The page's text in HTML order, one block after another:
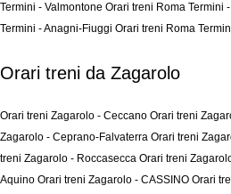
Termini - Valmontone Orari treni Roma Termini
Termini - Anagni-Fiuggi Orari treni Roma
Orari treni da Zagarolo
Orari treni Zagarolo - Ceccano Orari treni
Zagarolo - Ceprano-Falvaterra Orari treni
treni Zagarolo - Roccasecca Orari treni
Aquino Orari treni Zagarolo - CASSINO Orari